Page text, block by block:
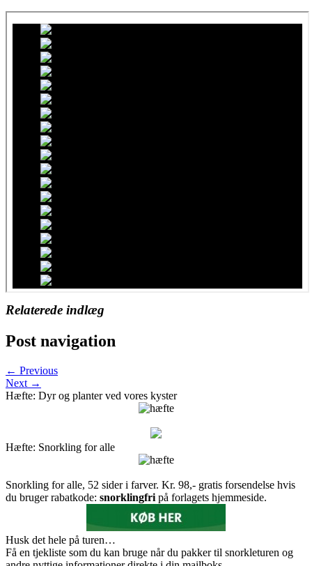
Relaterede indlæg
Post navigation
← Previous
Next →
Hæfte: Dyr og planter ved vores kyster
Hæfte: Snorkling for alle
Snorkling for alle, 52 sider i farver. Kr. 98,- gratis forsendelse hvis
du bruger rabatkode: snorklingfri på forlagets hjemmeside.
Husk det hele på turen…
Få en tjekliste som du kan bruge når du pakker til snorkleturen og